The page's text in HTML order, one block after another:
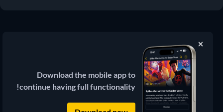
JustWatch دليل بث الأفلام والمسلسلات
(3.13.0) جميع المحتويات الخارجية تظل ملكاً
لمالكها الشرعي.
Download the mobile app to
continue having full functionality!